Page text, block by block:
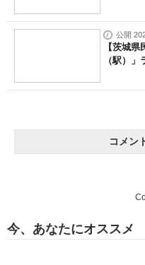
公開
【茨城
（駅）
コメン
今、あなたにオススメ